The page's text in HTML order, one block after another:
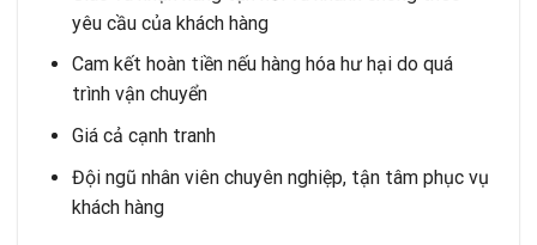
yêu cầu của khách hàng
Cam kết hoàn tiền nếu hàng hóa hư hại do quá
trình vận chuyển
Giá cả cạnh tranh
Đội ngũ nhân viên chuyên nghiệp, tận tâm phục vụ
khách hàng